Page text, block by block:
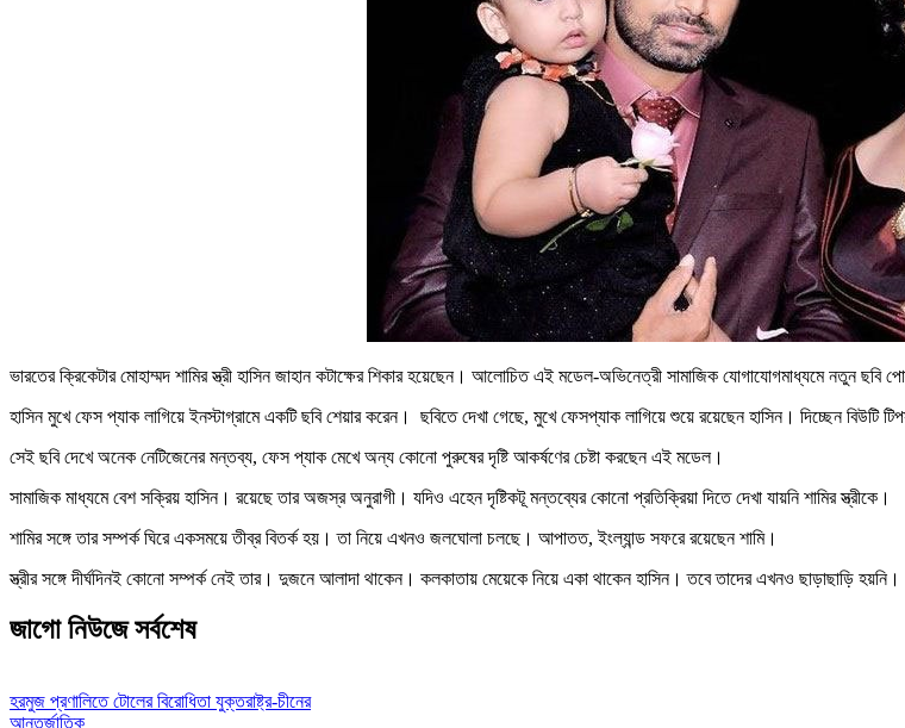
ভারতের ক্রিকেটার মোহাম্মদ শামির স্ত্রী হাসিন জাহান কটাক্ষের শিকার হয়েছেন। আলোচিত এই মডেল-অভিনেত্রী সামাজিক যোগাযোগমাধ্যমে নতুন ছবি
হাসিন মুখে ফেস প্যাক লাগিয়ে ইনস্টাগ্রামে একটি ছবি শেয়ার করেন। ছবিতে দেখা গেছে, মুখে ফেসপ্যাক লাগিয়ে শুয়ে রয়েছেন হাসিন। দিচ্ছেন বিউটি
সেই ছবি দেখে অনেক নেটিজেনের মন্তব্য, ফেস প্যাক মেখে অন্য কোনো পুরুষের দৃষ্টি আকর্ষণের চেষ্টা করছেন এই মডেল।
সামাজিক মাধ্যমে বেশ সক্রিয় হাসিন। রয়েছে তার অজস্র অনুরাগী। যদিও এহেন দৃষ্টিকটূ মন্তব্যের কোনো প্রতিক্রিয়া দিতে দেখা যায়নি শামির স্ত্রীকে।
শামির সঙ্গে তার সম্পর্ক ঘিরে একসময়ে তীব্র বিতর্ক হয়। তা নিয়ে এখনও জলঘোলা চলছে। আপাতত, ইংল্যান্ড সফরে রয়েছেন শামি।
স্ত্রীর সঙ্গে দীর্ঘদিনই কোনো সম্পর্ক নেই তার। দুজনে আলাদা থাকেন। কলকাতায় মেয়েকে নিয়ে একা থাকেন হাসিন। তবে তাদের এখনও ছাড়াছাড়ি হয়নি।
জাগো নিউজে সর্বশেষ
হরমুজ প্রণালিতে টোলের বিরোধিতা যুক্তরাষ্ট্র-চীনের
আন্তর্জাতিক